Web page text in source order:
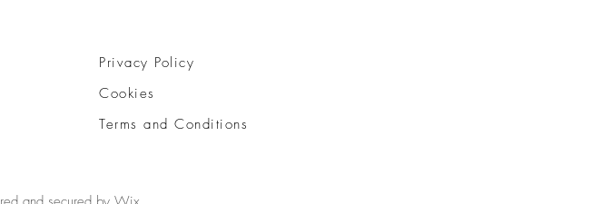
Privacy Policy
Cookies
Terms and Conditions